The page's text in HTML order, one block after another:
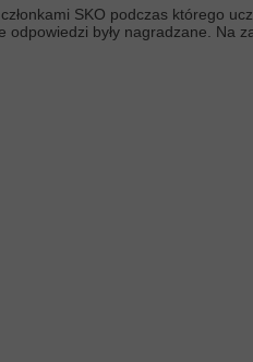
SKO podczas którego
były nagradzane. Na